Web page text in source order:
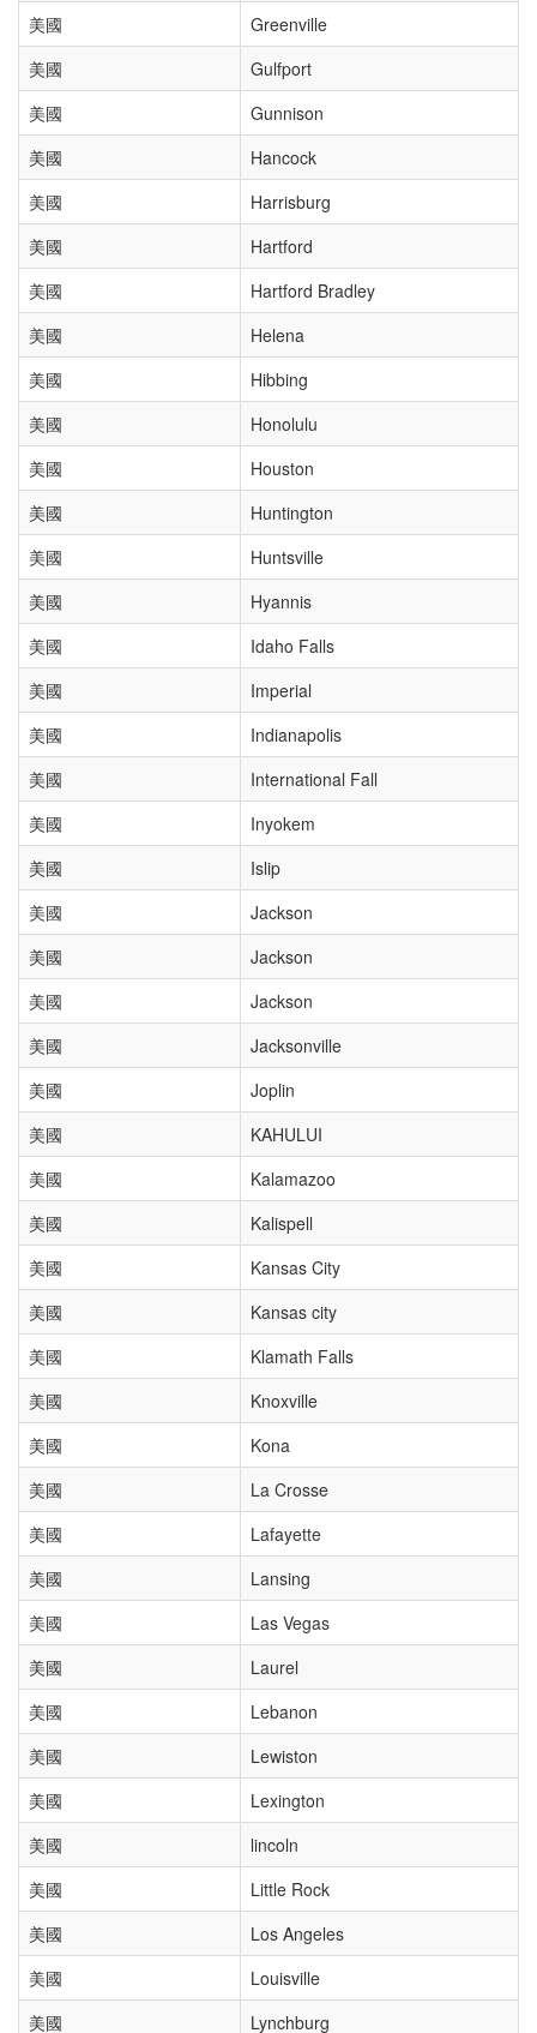
美國
Greenville
美國
Gulfport
美國
Gunnison
美國
Hancock
美國
Harrisburg
美國
Hartford
美國
Hartford Bradley
美國
Helena
美國
Hibbing
美國
Honolulu
美國
Houston
美國
Huntington
美國
Huntsville
美國
Hyannis
美國
Idaho Falls
美國
Imperial
美國
Indianapolis
美國
International Fall
美國
Inyokem
美國
Islip
美國
Jackson
美國
Jackson
美國
Jackson
美國
Jacksonville
美國
Joplin
美國
KAHULUI
美國
Kalamazoo
美國
Kalispell
美國
Kansas City
美國
Kansas city
美國
Klamath Falls
美國
Knoxville
美國
Kona
美國
La Crosse
美國
Lafayette
美國
Lansing
美國
Las Vegas
美國
Laurel
美國
Lebanon
美國
Lewiston
美國
Lexington
美國
lincoln
美國
Little Rock
美國
Los Angeles
美國
Louisville
美國
Lynchburg